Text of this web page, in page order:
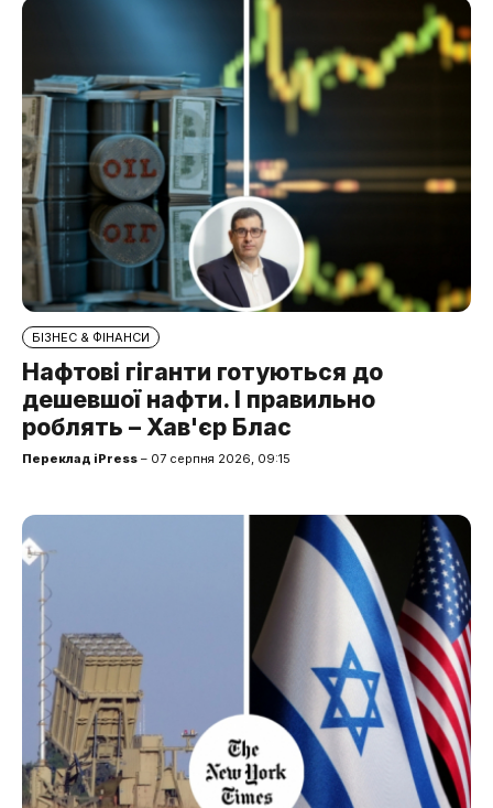
БІЗНЕС & ФІНАНСИ
Нафтові гіганти готуються до
дешевшої нафти. І правильно
роблять – Хав'єр Блас
Переклад iPress – 07 серпня 2026, 09:15